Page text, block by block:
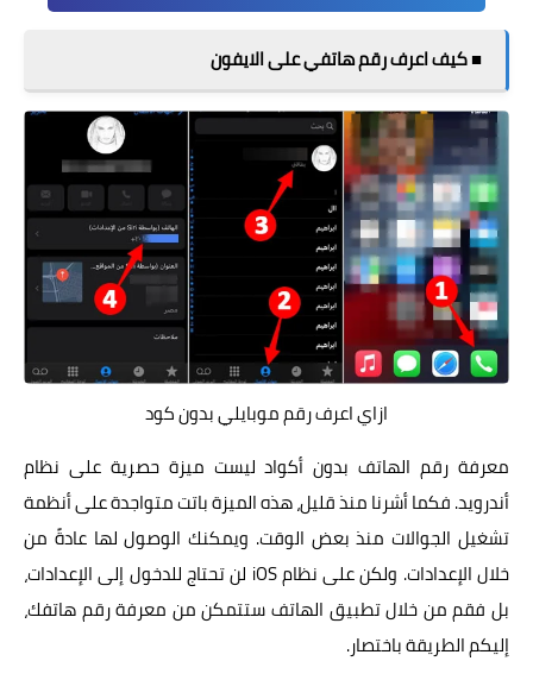
■ كيف اعرف رقم هاتفي على الايفون
ازاي اعرف رقم موبايلي بدون كود
معرفة رقم الهاتف بدون أكواد ليست ميزة حصرية على نظام
أندرويد. فكما أشرنا منذ قليل، هذه الميزة باتت متواجدة على أنظمة
تشغيل الجوالات منذ بعض الوقت. ويمكنك الوصول لها عادةً من
خلال الإعدادات. ولكن على نظامiOS لن تحتاج للدخول إلى الإعدادات،
بل فقم من خلال تطبيق الهاتف ستتمكن من معرفة رقم هاتفك،
إليكم الطريقة باختصار.